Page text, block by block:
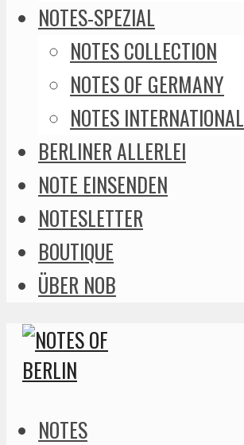
NOTES-SPEZIAL
NOTES COLLECTION
NOTES OF GERMANY
NOTES INTERNATIONAL
BERLINER ALLERLEI
NOTE EINSENDEN
NOTESLETTER
BOUTIQUE
ÜBER NOB
NOTES